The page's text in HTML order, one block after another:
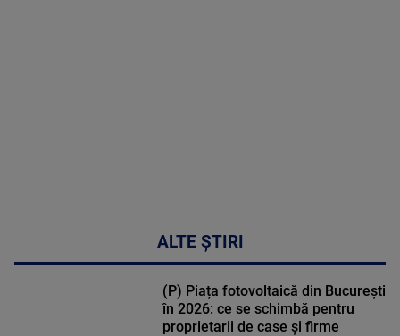
ALTE ȘTIRI
(P) Piața fotovoltaică din București
în 2026: ce se schimbă pentru
proprietarii de case și firme